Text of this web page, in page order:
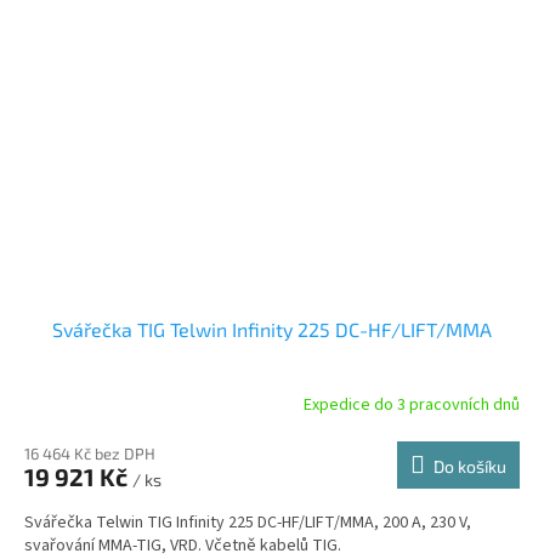
Svářečka TIG Telwin Infinity 225 DC-HF/LIFT/MMA
Expedice do 3 pracovních dnů
16 464 Kč bez DPH
19 921 Kč / ks
Do košíku
Svářečka Telwin TIG Infinity 225 DC-HF/LIFT/MMA, 200 A, 230 V,
svařování MMA-TIG, VRD. Včetně kabelů TIG.